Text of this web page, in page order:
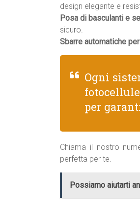
design elegante e
Posa di basculanti e
sicuro.
Sbarre automatiche
Ogni
per
Chiama il nostro
perfetta per te.
Possiamo aiutarti